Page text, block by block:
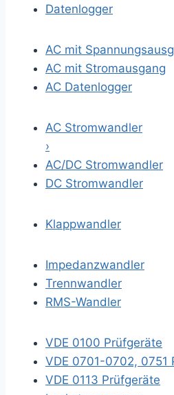
Datenlogger
AC mit
AC mit Stromausgang
AC Datenlogger
AC Stromwandler
›
AC/DC Stromwandler
DC Stromwandler
Klappwandler
Impedanzwandler
Trennwandler
RMS-Wandler
VDE 0100 Prüfgeräte
VDE 0701-0702, 0751
VDE 0113 Prüfgeräte